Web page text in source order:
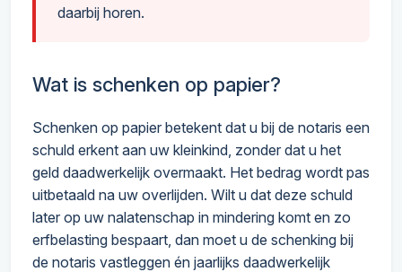
daarbij horen.
Wat is schenken op papier?
Schenken op papier betekent dat u bij de notaris een
schuld erkent aan uw kleinkind, zonder dat u het
geld daadwerkelijk overmaakt. Het bedrag wordt pas
uitbetaald na uw overlijden. Wilt u dat deze schuld
later op uw nalatenschap in mindering komt en zo
erfbelasting bespaart, dan moet u de schenking bij
de notaris vastleggen én jaarlijks daadwerkelijk